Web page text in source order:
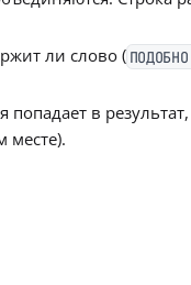
ли слово ( ПОДОБНО
попадает в
месте).